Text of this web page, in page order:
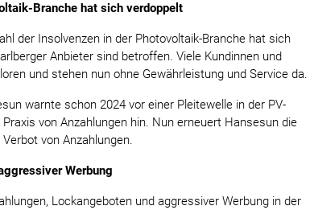
Branche hat sich verdoppelt
der Insolvenzen in der Photovoltaik-Branche hat sich
Anbieter sind betroffen. Viele Kundinnen und
und stehen nun ohne Gewährleistung und Service da.
warnte schon 2024 vor einer Pleitewelle in der PV-
von Anzahlungen hin. Nun erneuert Hansesun die
von Anzahlungen.
Werbung
Lockangeboten und aggressiver Werbung in der